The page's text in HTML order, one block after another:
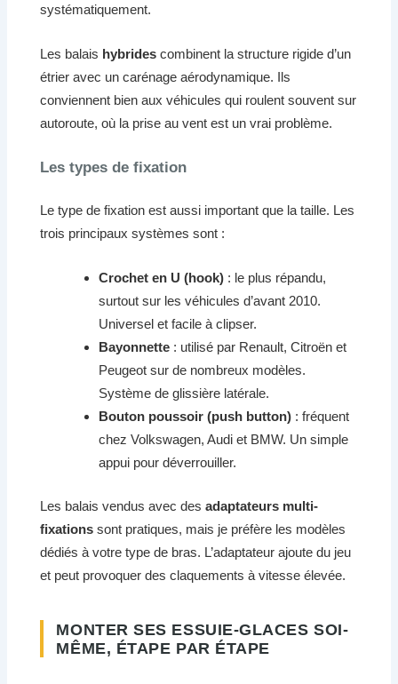
systématiquement.
Les balais hybrides combinent la structure rigide d’un
étrier avec un carénage aérodynamique. Ils
conviennent bien aux véhicules qui roulent souvent sur
autoroute, où la prise au vent est un vrai problème.
Les types de fixation
Le type de fixation est aussi important que la taille. Les
trois principaux systèmes sont :
Crochet en U (hook) : le plus répandu,
surtout sur les véhicules d’avant 2010.
Universel et facile à clipser.
Bayonnette : utilisé par Renault, Citroën et
Peugeot sur de nombreux modèles.
Système de glissière latérale.
Bouton poussoir (push button) : fréquent
chez Volkswagen, Audi et BMW. Un simple
appui pour déverrouiller.
Les balais vendus avec desadaptateurs multi-
fixations sont pratiques, mais je préfère les modèles
dédiés à votre type de bras. L’adaptateur ajoute du jeu
et peut provoquer des claquements à vitesse élevée.
MONTER SES ESSUIE-GLACES SOI-
MÊME, ÉTAPE PAR ÉTAPE